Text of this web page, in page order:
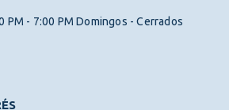
PM - 7:00 PM Domingos - Cerrados